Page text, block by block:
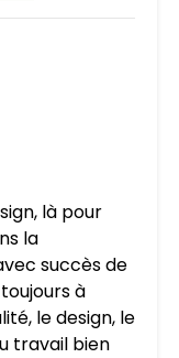
là pour
la
succès de
à
le design, le
travail bien